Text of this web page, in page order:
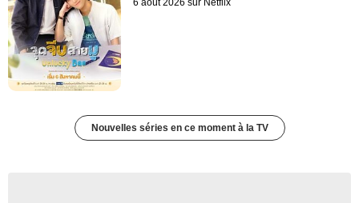
6 août 2026 sur Netflix
Nouvelles séries en ce moment à la TV